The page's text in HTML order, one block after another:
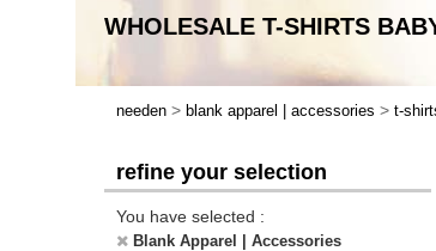
WHOLESALE T-SHIRTS
needen > blank apparel | accessories > t-
refine your selection
You have selected :
Blank Apparel | Accessories